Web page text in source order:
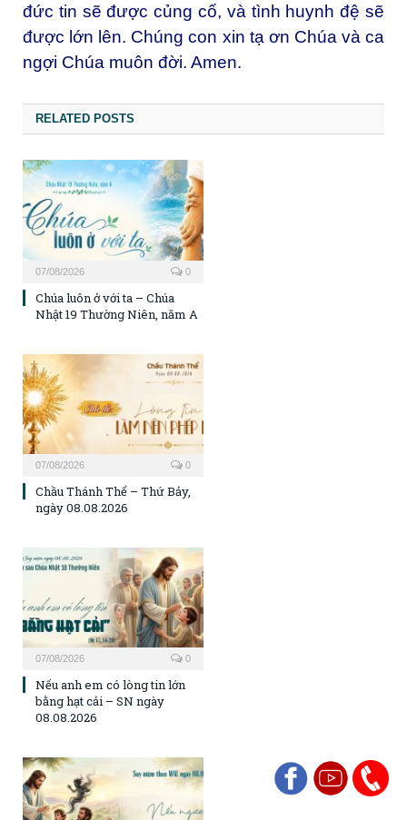
đức tin sẽ được củng cố, và tình huynh đệ sẽ
được lớn lên. Chúng con xin tạ ơn Chúa và ca
ngợi Chúa muôn đời. Amen.
RELATED POSTS
07/08/2026 0
Chúa luôn ở với ta – Chúa
Nhật 19 Thường Niên, năm A
07/08/2026 0
Chầu Thánh Thể – Thứ Bảy,
ngày 08.08.2026
07/08/2026 0
Nếu anh em có lòng tin lớn
bằng hạt cải – SN ngày
08.08.2026